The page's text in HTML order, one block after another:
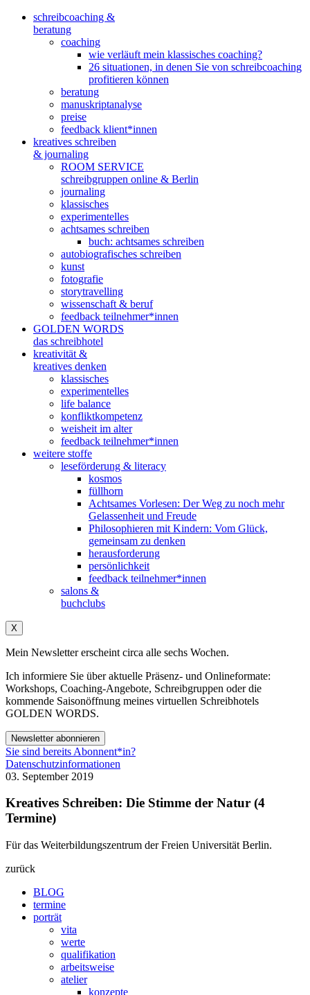
schreibcoaching &
beratung
coaching
wie verläuft mein klassisches coaching?
26 situationen, in denen Sie von schreibcoaching
profitieren können
beratung
manuskriptanalyse
preise
feedback klient*innen
kreatives schreiben
& journaling
ROOM SERVICE
schreibgruppen online & Berlin
journaling
klassisches
experimentelles
achtsames schreiben
buch: achtsames schreiben
autobiografisches schreiben
kunst
fotografie
storytravelling
wissenschaft & beruf
feedback teilnehmer*innen
GOLDEN WORDS
das schreibhotel
kreativität &
kreatives denken
klassisches
experimentelles
life balance
konfliktkompetenz
weisheit im alter
feedback teilnehmer*innen
weitere stoffe
leseförderung & literacy
kosmos
füllhorn
Achtsames Vorlesen: Der Weg zu noch mehr
Gelassenheit und Freude
Philosophieren mit Kindern: Vom Glück,
gemeinsam zu denken
herausforderung
persönlichkeit
feedback teilnehmer*innen
salons &
buchclubs
X
Mein Newsletter erscheint circa alle sechs Wochen.
Ich informiere Sie über aktuelle Präsenz- und Onlineformate:
Workshops, Coaching-Angebote, Schreibgruppen oder die
kommende Saisonöffnung meines virtuellen Schreibhotels
GOLDEN WORDS.
Newsletter abonnieren
Sie sind bereits Abonnent*in?
Datenschutzinformationen
03. September 2019
Kreatives Schreiben: Die Stimme der Natur (4
Termine)
Für das Weiterbildungszentrum der Freien Universität Berlin.
zurück
BLOG
termine
porträt
vita
werte
qualifikation
arbeitsweise
atelier
konzepte